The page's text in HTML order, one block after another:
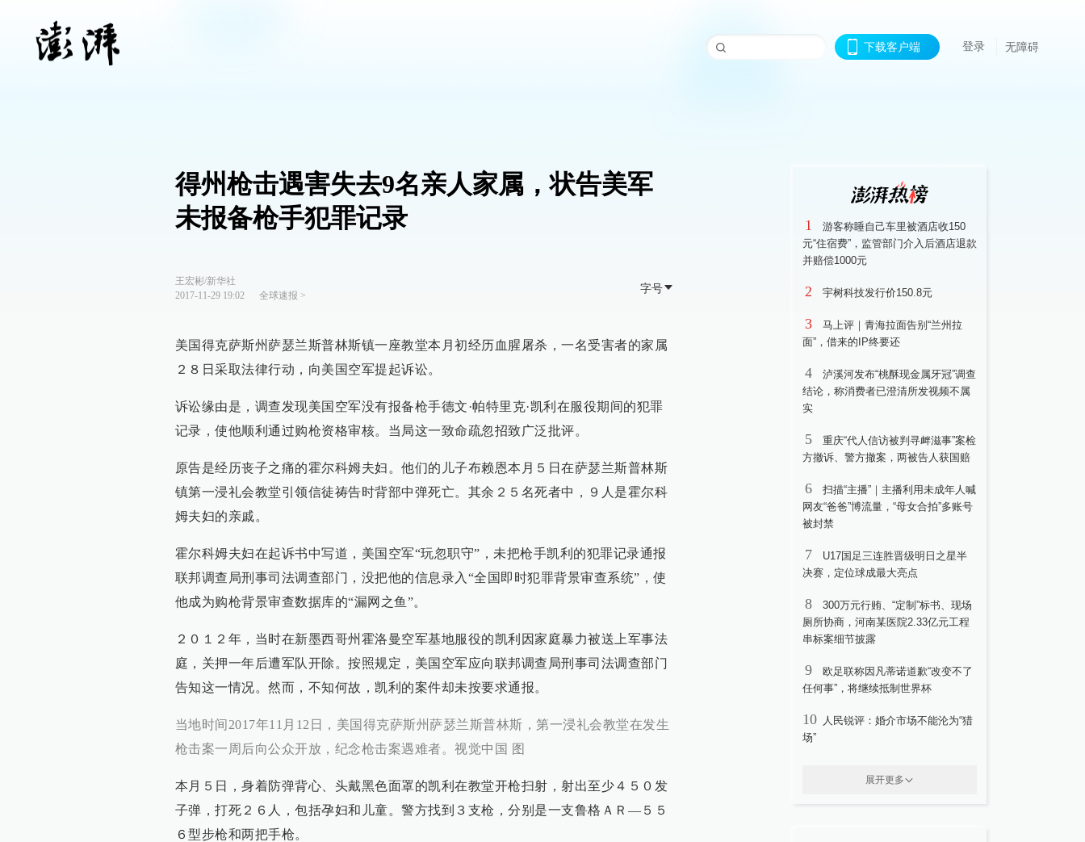
下载客户端 登录 无障碍
得州枪击遇害失去9名亲人家属，状告美军
未报备枪手犯罪记录
王宏彬/新华社
2017-11-29 19:02
全球速报 >
字号
美国得克萨斯州萨瑟兰斯普林斯镇一座教堂本月初经历血腥屠杀，一名受害者的家属
２８日采取法律行动，向美国空军提起诉讼。
诉讼缘由是，调查发现美国空军没有报备枪手德文·帕特里克·凯利在服役期间的犯罪
记录，使他顺利通过购枪资格审核。当局这一致命疏忽招致广泛批评。
原告是经历丧子之痛的霍尔科姆夫妇。他们的儿子布赖恩本月５日在萨瑟兰斯普林斯
镇第一浸礼会教堂引领信徒祷告时背部中弹死亡。其余２５名死者中，９人是霍尔科
姆夫妇的亲戚。
霍尔科姆夫妇在起诉书中写道，美国空军“玩忽职守”，未把枪手凯利的犯罪记录通报
联邦调查局刑事司法调查部门，没把他的信息录入“全国即时犯罪背景审查系统”，使
他成为购枪背景审查数据库的“漏网之鱼”。
２０１２年，当时在新墨西哥州霍洛曼空军基地服役的凯利因家庭暴力被送上军事法
庭，关押一年后遭军队开除。按照规定，美国空军应向联邦调查局刑事司法调查部门
告知这一情况。然而，不知何故，凯利的案件却未按要求通报。
当地时间2017年11月12日，美国得克萨斯州萨瑟兰斯普林斯，第一浸礼会教堂在发生
枪击案一周后向公众开放，纪念枪击案遇难者。视觉中国 图
本月５日，身着防弹背心、头戴黑色面罩的凯利在教堂开枪扫射，射出至少４５０发
子弹，打死２６人，包括孕妇和儿童。警方找到３支枪，分别是一支鲁格ＡＲ—５５
６型步枪和两把手枪。
1
游客称睡自己车里被酒店收150
元“住宿费”，监管部门介入后酒店退款
并赔偿1000元
2 宇树科技发行价150.8元
3
马上评｜青海拉面告别“兰州拉
面”，借来的IP终要还
4
泸溪河发布“桃酥现金属牙冠”调查
结论，称消费者已澄清所发视频不属
实
5
重庆“代人信访被判寻衅滋事”案检
方撤诉、警方撤案，两被告人获国赔
6
扫描“主播”｜主播利用未成年人喊
网友“爸爸”博流量，“母女合拍”多账号
被封禁
7
U17国足三连胜晋级明日之星半
决赛，定位球成最大亮点
8
300万元行贿、“定制”标书、现场
厕所协商，河南某医院2.33亿元工程
串标案细节披露
9
欧足联称因凡蒂诺道歉“改变不了
任何事”，将继续抵制世界杯
10 人民锐评：婚介市场不能沦为“猎
场”
展开更多